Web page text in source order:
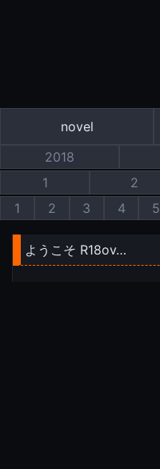
novel
2018
1
2
1
2 3 4 5
ようこそ R18ov…